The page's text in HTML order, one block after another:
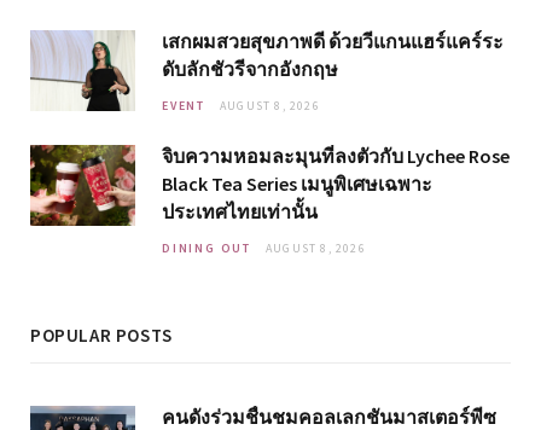
เสกผมสวยสุขภาพดี ด้วยวีแกนแฮร์แคร์ระ
ดับลักชัวรีจากอังกฤษ
EVENT AUGUST 8, 2026
จิบความหอมละมุนที่ลงตัวกับ Lychee Rose
Black Tea Series เมนูพิเศษเฉพาะ
ประเทศไทยเท่านั้น
DINING OUT AUGUST 8, 2026
POPULAR POSTS
คนดังร่วมชื่นชมคอลเลกชันมาสเตอร์พีซ